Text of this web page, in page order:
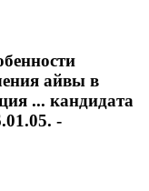
айвы в
... кандидата
-